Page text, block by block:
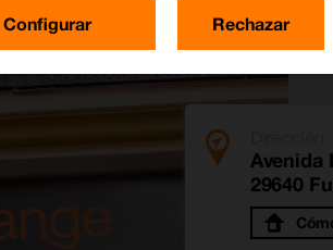
Avenida
29640
Configurar Rechazar